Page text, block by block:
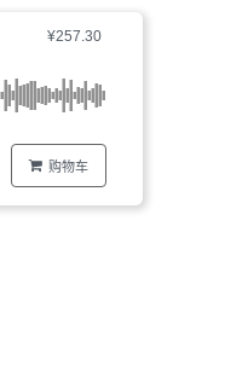
¥257.30
购物车